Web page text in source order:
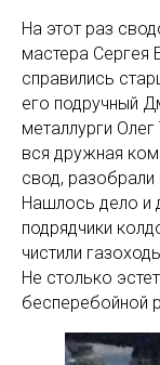
На этот раз
мастера Сергея
справились
его подручный
металлурги
вся дружная
свод, разобрали
Нашлось дело и
подрядчики
чистили
Не столько
бесперебойной